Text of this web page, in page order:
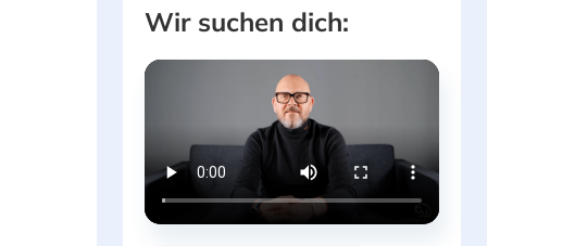
Wir suchen dich: